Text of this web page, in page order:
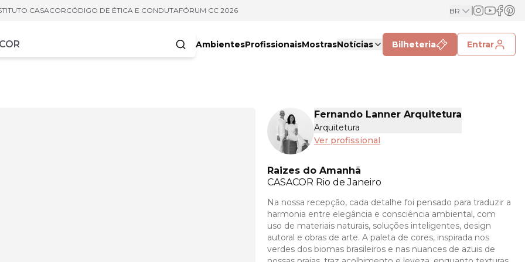
CASACORCÓDIGO DE ÉTICA E CONDUTAFÓRUM CC 2026 BR
AmbientesProfissionaisMostrasNotícias Bilheteria Entrar
Fernando Lanner Arquitetura
Arquitetura
Ver profissional
Raizes do Amanhã
CASACOR Rio de Janeiro
Na nossa recepção, cada detalhe foi pensado para traduzir a
harmonia entre elegância e consciência ambiental, com
uso de materiais naturais, soluções inteligentes, design
autoral e obras de arte. A paleta de cores, inspirada nos
verdes dos biomas brasileiros e nas nuances de azuis de